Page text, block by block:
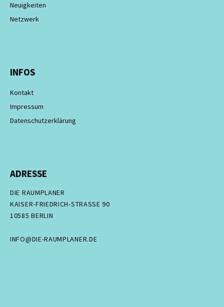
Neuigkeiten
Netzwerk
INFOS
Kontakt
Impressum
Datenschutzerklärung
ADRESSE
DIE RAUMPLANER
KAISER-FRIEDRICH-STRASSE 90
10585 BERLIN
INFO@DIE-RAUMPLANER.DE